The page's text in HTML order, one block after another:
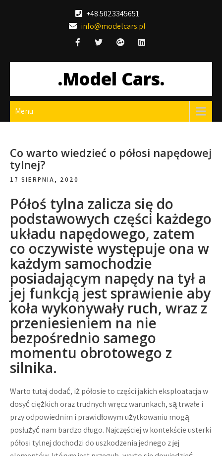
+48 5023345651
info@modelcars.pl
.Model Cars.
Menu
Co warto wiedzieć o półosi napędowej
tylnej?
17 SIERPNIA, 2020
Półoś tylna zalicza się do
podstawowych części każdego
układu napędowego, zatem
co oczywiste występuje ona w
każdym samochodzie
posiadającym napędy na tył a
jej funkcją jest sprawienie aby
koła wykonywały ruch, wraz z
przeniesieniem na nie
bezpośrednio samego
momentu obrotowego z
silnika.
Warto tutaj dodać, iż półosie to części jakich eksploatacja w
dosyć ciężkich oraz trudnych wręcz warunkach, są trwałe i
przy odpowiednim i prawidłowym użytkowaniu mogą
posłużyć nam bardzo długo. Najczęściej w kontekście usterki
półosi tylnej dochodzi do uszkodzenia jednego z jej